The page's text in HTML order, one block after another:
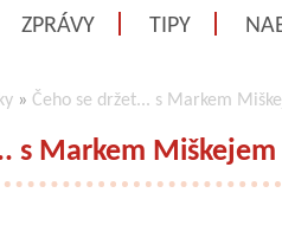
ZPRÁVY TIPY
» Čeho se držet... s Markem
s Markem Miškejem